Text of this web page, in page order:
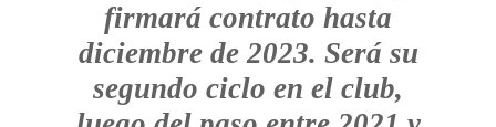
firmará contrato hasta
diciembre de 2023. Será su
segundo ciclo en el club,